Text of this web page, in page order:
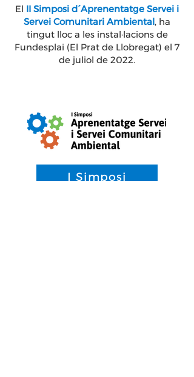
El II Simposi d´Aprenentatge Servei i
Servei Comunitari Ambiental, ha
tingut lloc a les instal·lacions de
Fundesplai (El Prat de Llobregat) el 7
de juliol de 2022.
I Simposi